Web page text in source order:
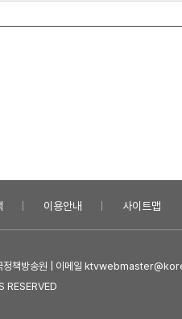
이용안내 사이트맵
정책방송원 | 이메일
RESERVED